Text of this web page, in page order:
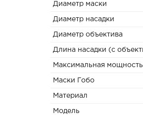
Диаметр маски
Диаметр насадки
Диаметр объектива
Длина насадки (с
Максимальная
Маски Гобо
Материал
Модель